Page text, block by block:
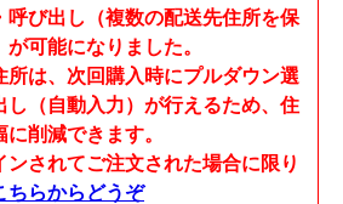
呼び出し（複数の配送先住所を保
可能になりました。
所は、次回購入時にプルダウン選
し（自動入力）が行えるため、住
削減できます。
されてご注文された場合に限り
ちらからどうぞ